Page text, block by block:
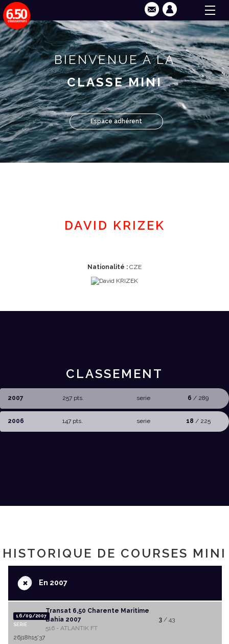
BIENVENUE À LA
CLASSE MINI
Espace adhérent
DAVID KRIZEK
Nationalité : CZE
CLASSEMENT
2007 257 pts. serie 6 / 289
2006 147 pts. serie 18 / 225
HISTORIQUE DE COURSES MINI
+En 2007
16/09/2007
SERIE
Transat 6,50 Charente Maritime
Bahia 2007
516 - ATLANTIK FT
3/ 43
26j18h15'37